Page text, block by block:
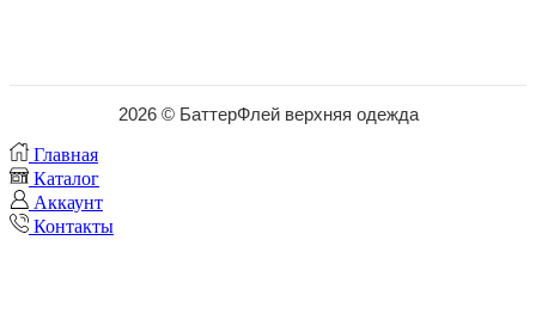
2026 © БаттерФлей верхняя одежда
Главная
Каталог
Аккаунт
Контакты